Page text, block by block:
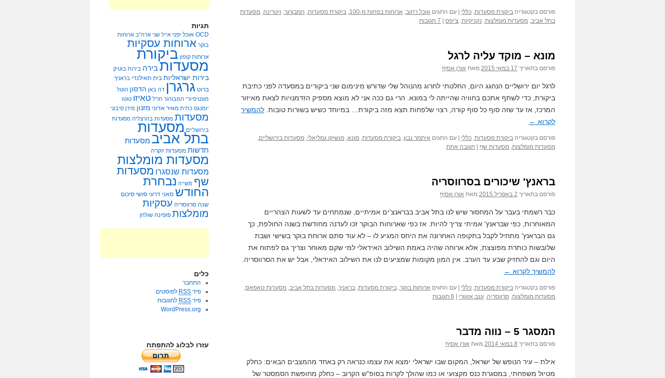
פורסם בקטגוריה ביקורת מסעדות, כללי עם התגים אוכל רחוב, ארוחות בפחות מ-100 , ביקורת מסעדות, המבורגר, ויטרינה, מסעדות
בתל אביב, מסעדות מומלצות, נקניקיות, צ'יפס 7 תגובות
מונא – מוקד עליה לרגל
פורסם בתאריך 17 במאי 2015 מאת אורן אסיף
לרגל יום ירושליים הנחגג היום, החלטתי לחרוג מהנוהל שלי שדורש מינימום שני ביקורים במסעדה לפני כתיבת
ביקורת, כדי לשתף אתכם בחוויה שהייתה לי במונא. הרי גם ככה אני לא מוצא מספיק הזדמנויות לצאת מאיזור
המרכז, אז עד שזה סוף כל סוף קורה, רצוי שלפחות תצא מזה ביקורת… במיוחד כשיש בשורות טובות. להמשיך
לקרוא ←
פורסם בקטגוריה ביקורת מסעדות, כללי עם התגים איתמר נבון, ביקורת מסעדות, מונא, מושיקו גמליאלי, מסעדות בירושליים,
מסעדות מומלצות, מסעדות שף תגובה אחת
בראנץ' שיכורים בסרווסריה
פורסם בתאריך 2 באפריל 2015 מאת אורן אסיף
כבר רשמתי בעבר על המחסור שיש לנו בתל אביב בבראנצ'ים אמיתיים, שנמתחים עד לשעות הצהריים
המאוחרות, כפי שבראנץ' אמיתי צריך להיות. אז כפי שארוחות הבוקר זכו לעדנה מחודשת בשנה החולפת, כך
גם הבראנץ' מתחיל לקבל בתקופה האחרונה את היחס המגיע לו – לא עוד סתם ארוחת בוקר בשישי ושבת
שלובשות כותרת מפוצצת, אלא ארוחה שהיה באמת השילוב האידאלי למי שקם מאוחר וצריך גם לפתוח את
היום וגם להחזיק שבע עד הערב. אין המון מקומות שמציעים לנו את השילוב האידאלי, אבל יש את הסרווסריה.
להמשיך לקרוא ←
פורסם בקטגוריה ביקורת מסעדות, כללי עם התגים ארוחות בוקר, ביקורת מסעדות, בראנץ', מסעדות בתל אביב, מסעדות טאפאס,
מסעדות מומלצות, סרווסריה, ענב אזגורי 6 תגובות
המסגר 5 – נווה מדבר
פורסם בתאריך 8 במאי 2014 מאת אורן אסיף
אילת – עיר הנופש של ישראל, המקום שבו ישראלי ימצא את עצמו כנראה רק באחד מהמצבים הבאים: כחלק
מטיול משפחתי, במסגרת כנס מקצועי או כמו שהולך לקרות בסופ"ש הקרוב – כחלק מחופשת הסמסטר של
תגיות
OCD אוכל יפני אייל שני ארה"ב ארוחות
בוקר ארוחות עסקיות
ארוחות קופון ביקורת
מסעדותבירה בירות בוטיק
בירות ישראליות בית תאילנדי בראנץ'
ברוט גרגרן דה באן הדסון הוטל
מונטיפיורי המבורגר חו"ל טאיזו טוטו
יומנגס כתית מאיר אדוני מזנון מידן סיבוני
מסעדות מסעדות בהרצליה מסעדות
בירושליים מסעדות
בתל אביב מסעדות
חדשות מסעדות יוקרה
מסעדות מומלצות
מסעדות שנסגרו מסעדות
שף משייה נבחרת
החודש סאני דרעי סושי סיכום
שנה סרווסריה עסקיות
מומלצות פופינה שולחן
כלים
התחבר
פיד RSS לפוסטים
פיד RSS לתגובות
WordPress.org
עזרו לבלוג להתפתח